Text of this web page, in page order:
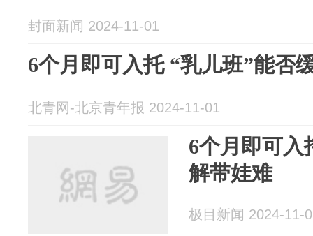
封面新闻 2024-11-01
6个月即可入托 “乳儿班”能否
北青网-北京青年报 2024-11-01
6个月即可入
解带娃难
极目新闻 2024-11-